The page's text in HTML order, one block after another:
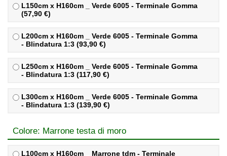
L150cm x H160cm _ Verde 6005 - Terminale Gomma
(57,90 €)
L200cm x H160cm _ Verde 6005 - Terminale Gomma
- Blindatura 1:3 (93,90 €)
L250cm x H160cm _ Verde 6005 - Terminale Gomma
- Blindatura 1:3 (117,90 €)
L300cm x H160cm _ Verde 6005 - Terminale Gomma
- Blindatura 1:3 (139,90 €)
Colore: Marrone testa di moro
L100cm x H160cm _ Marrone tdm - Terminale